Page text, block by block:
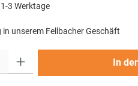
3 Werktage
in unserem Fellbacher Geschäft
In